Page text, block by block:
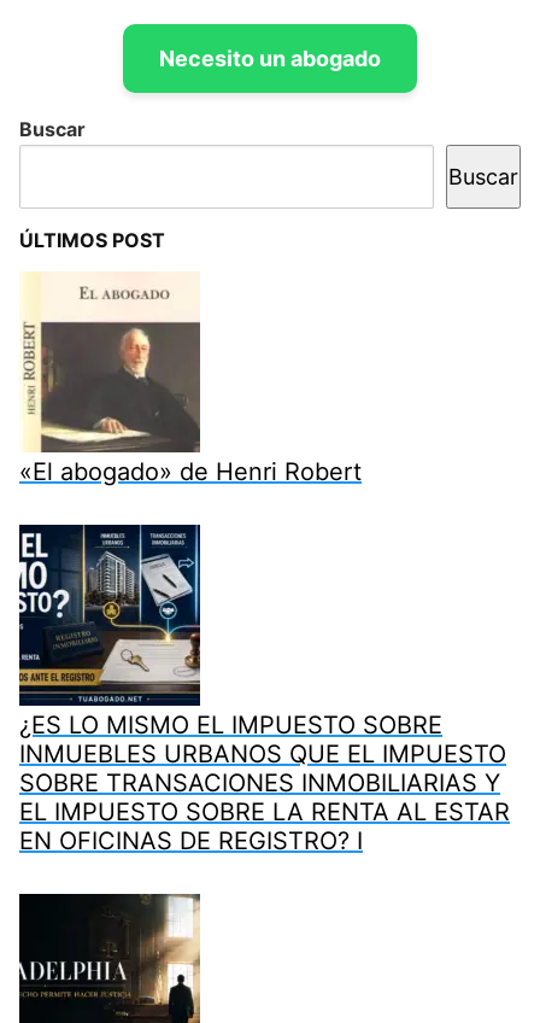
Necesito un abogado
Buscar
Buscar
ÚLTIMOS POST
«El abogado» de Henri Robert
¿ES LO MISMO EL IMPUESTO SOBRE
INMUEBLES URBANOS QUE EL IMPUESTO
SOBRE TRANSACIONES INMOBILIARIAS Y
EL IMPUESTO SOBRE LA RENTA AL ESTAR
EN OFICINAS DE REGISTRO? I